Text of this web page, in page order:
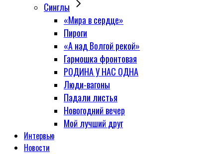
Синглы
«Мира в сердце»
Пироги
«А над Волгой рекой»
Гармошка фронтовая
РОДИНА У НАС ОДНА
Люди-вагоны
Падали листья
Новогодний вечер
Мой лучший друг
Интервью
Новости